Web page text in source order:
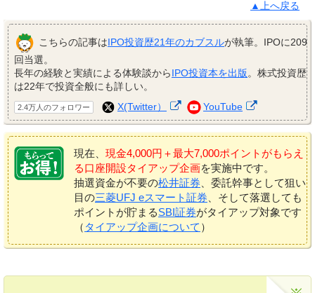
▲上へ戻る
こちらの記事はIPO投資歴21年のカブスルが執筆。IPOに209
回当選。
長年の経験と実績による体験談からIPO投資本を出版。株式投資歴
は22年で投資全般にも詳しい。
2.4万人のフォロワー X(Twitter） YouTube
現在、 現金4,000円＋最大7,000ポイントがもらえ
る口座開設タイアップ企画を実施中です。
抽選資金が不要の松井証券 、委託幹事として狙い
目の三菱UFJ eスマート証券 、そして落選しても
ポイントが貯まるSBI証券がタイアップ対象です
（ タイアップ企画について ）